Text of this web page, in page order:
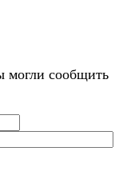
могли сообщить